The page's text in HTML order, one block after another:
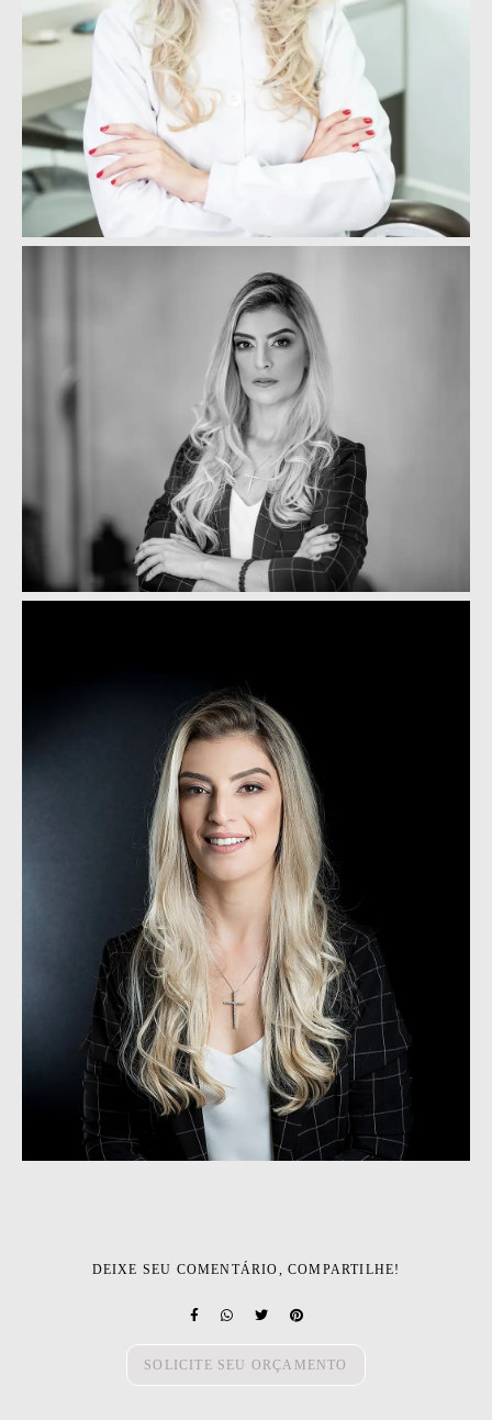
DEIXE SEU COMENTÁRIO, COMPARTILHE!
SOLICITE SEU ORÇAMENTO